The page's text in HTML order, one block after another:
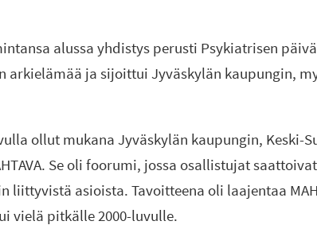
alussa yhdistys perusti Psykiatrisen
ja sijoittui Jyväskylän kaupungin,
ollut mukana Jyväskylän kaupungin,
Se oli foorumi, jossa osallistujat
asioista. Tavoitteena oli laajentaa
vielä pitkälle 2000-luvulle.